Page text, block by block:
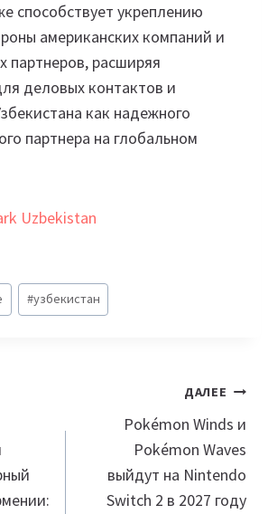
способствует укреплению
американских компаний и
партнеров, расширяя
деловых контактов и
как надежного
партнера на глобальном
Uzbekistan
#узбекистан
ДАЛЕЕ
Pokémon Winds и
Pokémon Waves
выйдут на Nintendo
Switch 2 в 2027 году